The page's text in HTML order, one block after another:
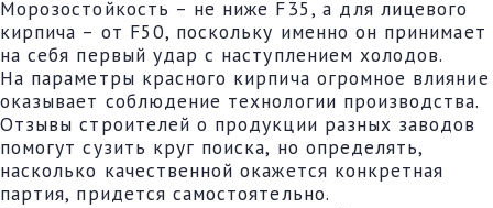
Морозостойкость – не ниже F35, а для лицевого
кирпича – от F50, поскольку именно он принимает
на себя первый удар с наступлением холодов.
На параметры красного кирпича огромное влияние
оказывает соблюдение технологии производства.
Отзывы строителей о продукции разных заводов
помогут сузить круг поиска, но определять,
насколько качественной окажется конкретная
партия, придется самостоятельно.